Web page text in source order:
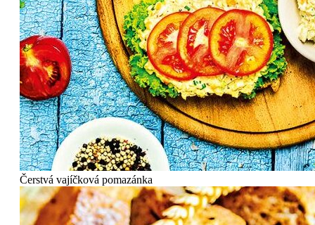
Čerstvá vajíčková pomazánka